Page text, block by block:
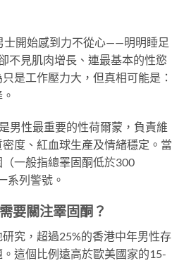
士開始感到力不從心——明明睡足
不見肌肉增長、連最基本的性慾
是工作壓力大，但真相可能是：
男性最重要的性荷爾蒙，負責維
度、紅血球生產及情緒穩定。當
一般指總睪固酮低於300
系列警號。
要關注睪固酮？
究，超過25%的香港中年男性存
這個比例遠高於歐美國家的15-